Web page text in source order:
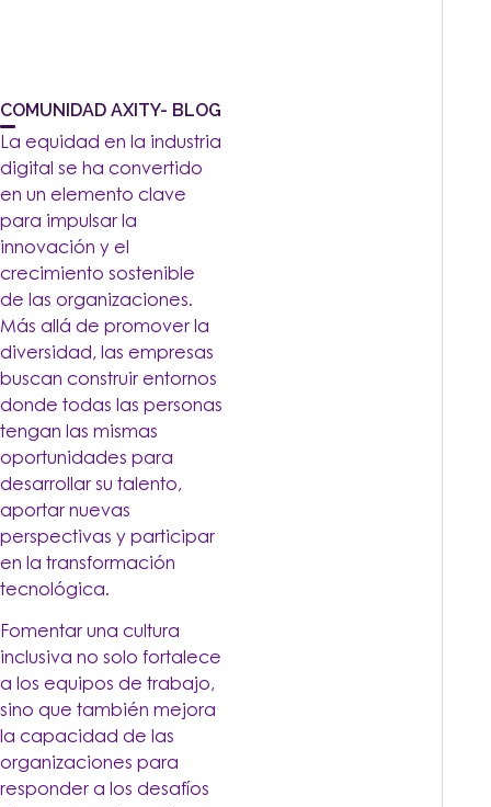
COMUNIDAD AXITY- BLOG
La equidad en la industria
digital se ha convertido
en un elemento clave
para impulsar la
innovación y el
crecimiento sostenible
de las organizaciones.
Más allá de promover la
diversidad, las empresas
buscan construir entornos
donde todas las personas
tengan las mismas
oportunidades para
desarrollar su talento,
aportar nuevas
perspectivas y participar
en la transformación
tecnológica.
Fomentar una cultura
inclusiva no solo fortalece
a los equipos de trabajo,
sino que también mejora
la capacidad de las
organizaciones para
responder a los desafíos